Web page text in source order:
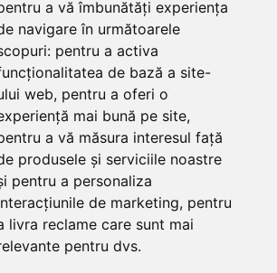
a vă îmbunătăți experiența
navigare în următoarele
pentru a activa
de bază a site-
web, pentru a oferi o
mai bună pe site,
a vă măsura interesul față
produsele și serviciile noastre
pentru a personaliza
de marketing, pentru
livra reclame care sunt mai
pentru dvs.
40, Sector 5, Bucuresti
RO 3004724
Comertului:J40/13176/1991
|021.411.44.44